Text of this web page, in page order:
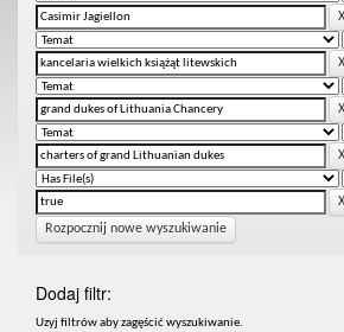
Rozpocznij nowe wyszukiwanie
Dodaj filtr:
Uzyj filtrów aby zagęścić wyszukiwanie.